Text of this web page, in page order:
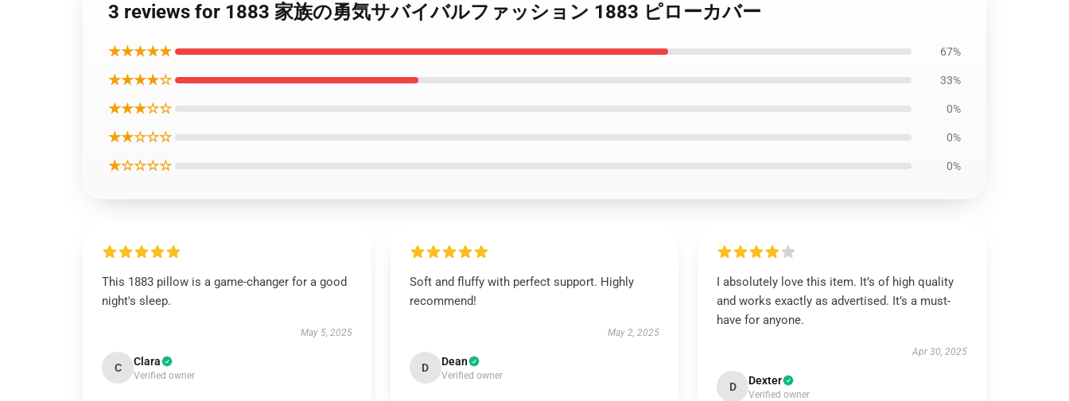
3 reviews for 1883 家族の勇気サバイバルファッション 1883 ピローカバー
★★★★★ 67%
★★★★☆ 33%
★★★☆☆ 0%
★★☆☆☆ 0%
★☆☆☆☆ 0%
This 1883 pillow is a game-changer for a good
night's sleep.
May 5, 2025
C Clara
Verified owner
Soft and fluffy with perfect support. Highly
recommend!
May 2, 2025
D Dean
Verified owner
I absolutely love this item. It’s of high quality
and works exactly as advertised. It’s a must-
have for anyone.
Apr 30, 2025
D Dexter
Verified owner